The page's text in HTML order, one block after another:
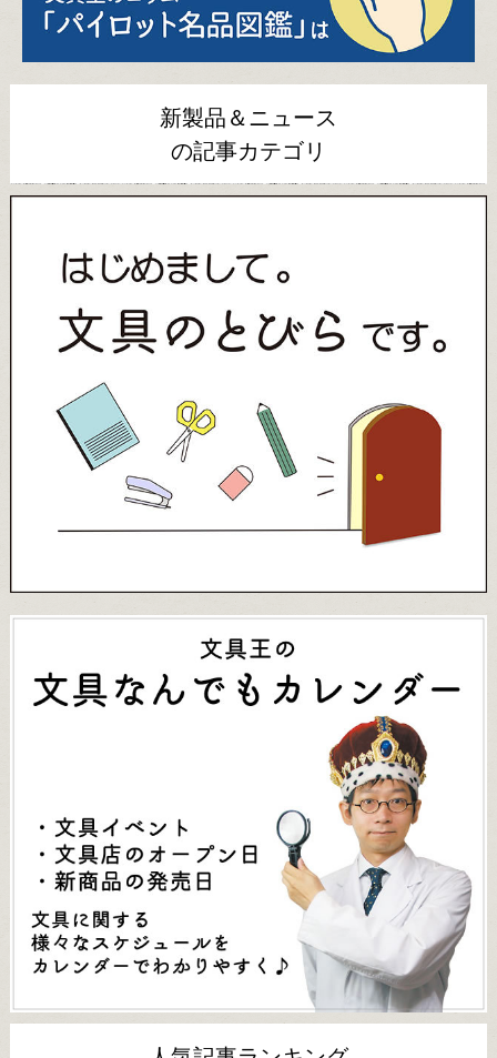
新製品＆ニュース
の記事カテゴリ